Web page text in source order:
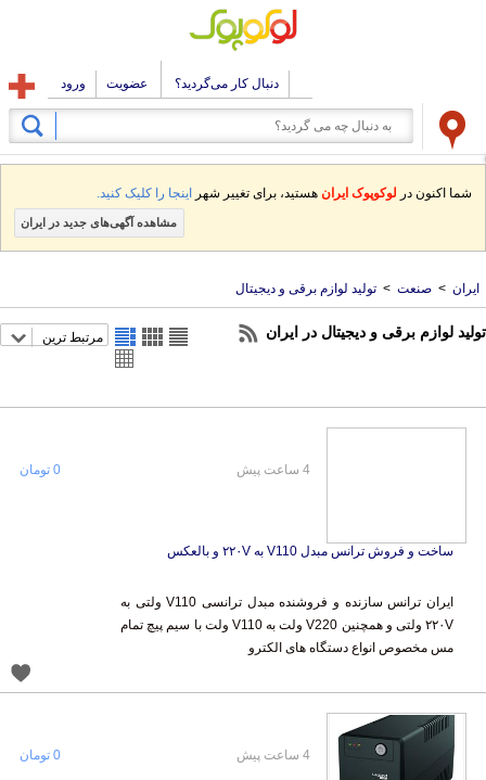
دنبال کار می‌گردید؟ عضویت ورود
شما اکنون در لوکوپوک ایران هستید، برای تغییر شهر اینجا را کلیک کنید.
مشاهده آگهی‌های جدید در ایران
ایران > صنعت > تولید لوازم برقی و دیجیتال
تولید لوازم برقی و دیجیتال در ایران مرتبط ترین
ساخت و فروش ترانس مبدل V110 به ۲۲۰V و بالعکس
ایران ترانس سازنده و فروشنده مبدل ترانسی V110 ولتی به
۲۲۰V ولتی و همچنین V220 ولت به V110 ولت با سیم پیچ تمام
مس مخصوص انواع دستگاه های الکترو
4 ساعت پیش 0 تومان
4 ساعت پیش 0 تومان